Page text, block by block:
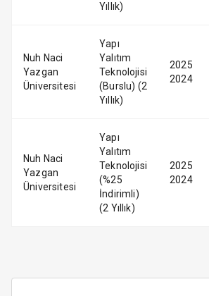
Yıllık)
Nuh Naci
Yazgan
Üniversitesi
Yapı
Yalıtım
Teknolojisi
(Burslu) (2
Yıllık)
2025
2024
Nuh Naci
Yazgan
Üniversitesi
Yapı
Yalıtım
Teknolojisi
(%25
İndirimli)
(2 Yıllık)
2025
2024